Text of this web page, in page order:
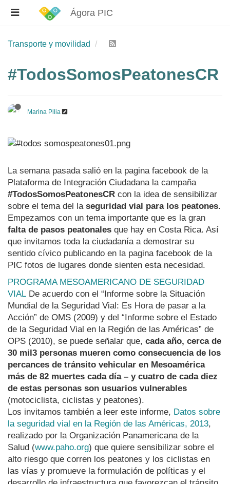
Ágora PIC
Transporte y movilidad
#TodosSomosPeatonesCR
Marina Pilia
La semana pasada salió en la pagina facebook de la
Plataforma de Integración Ciudadana la campaña
#TodosSomosPeatonesCR con la idea de sensibilizar
sobre el tema del la seguridad vial para los peatones.
Empezamos con un tema importante que es la gran
falta de pasos peatonales que hay en Costa Rica. Así
que invitamos toda la ciudadanía a demostrar su
sentido cívico publicando en la pagina facebook de la
PIC fotos de lugares donde sienten esta necesidad.
PROGRAMA MESOAMERICANO DE SEGURIDAD
VIAL De acuerdo con el “Informe sobre la Situación
Mundial de la Seguridad Vial: Es Hora de pasar a la
Acción” de OMS (2009) y del “Informe sobre el Estado
de la Seguridad Vial en la Región de las Américas” de
OPS (2010), se puede señalar que, cada año, cerca de
30 mil3 personas mueren como consecuencia de los
percances de tránsito vehicular en Mesoamérica
más de 82 muertes cada día – y cuatro de cada diez
de estas personas son usuarios vulnerables
(motociclista, ciclistas y peatones).
Los invitamos también a leer este informe, Datos sobre
la seguridad vial en la Región de las Américas, 2013,
realizado por la Organización Panamericana de la
Salud (www.paho.org) que quiere sensibilizar sobre el
alto riesgo que corren los peatones y los ciclistas en
las vías y promueve la formulación de políticas y el